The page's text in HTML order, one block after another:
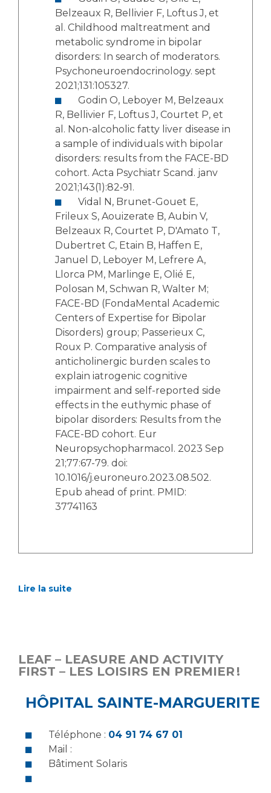
Belzeaux R, Bellivier F, Loftus J, et
al. Childhood maltreatment and
metabolic syndrome in bipolar
disorders: In search of moderators.
Psychoneuroendocrinology. sept
2021;131:105327.
R, Bellivier F, Loftus J, Courtet P, et
al. Non-alcoholic fatty liver disease in
a sample of individuals with bipolar
disorders: results from the FACE-BD
cohort. Acta Psychiatr Scand. janv
2021;143(1):82‑91.
Frileux S, Aouizerate B, Aubin V,
Belzeaux R, Courtet P, D'Amato T,
Dubertret C, Etain B, Haffen E,
Januel D, Leboyer M, Lefrere A,
Llorca PM, Marlinge E, Olié E,
Polosan M, Schwan R, Walter M;
FACE-BD (FondaMental Academic
Centers of Expertise for Bipolar
Disorders) group; Passerieux C,
Roux P. Comparative analysis of
anticholinergic burden scales to
explain iatrogenic cognitive
impairment and self-reported side
effects in the euthymic phase of
bipolar disorders: Results from the
FACE-BD cohort. Eur
Neuropsychopharmacol. 2023 Sep
21;77:67-79. doi:
10.1016/j.euroneuro.2023.08.502.
Epub ahead of print. PMID:
37741163
Lire la suite
LEAF – LEASURE AND ACTIVITY
FIRST – LES LOISIRS EN PREMIER !
HÔPITAL SAINTE-MARGUERITE
Téléphone : 04 91 74 67 01
Mail :
Bâtiment Solaris